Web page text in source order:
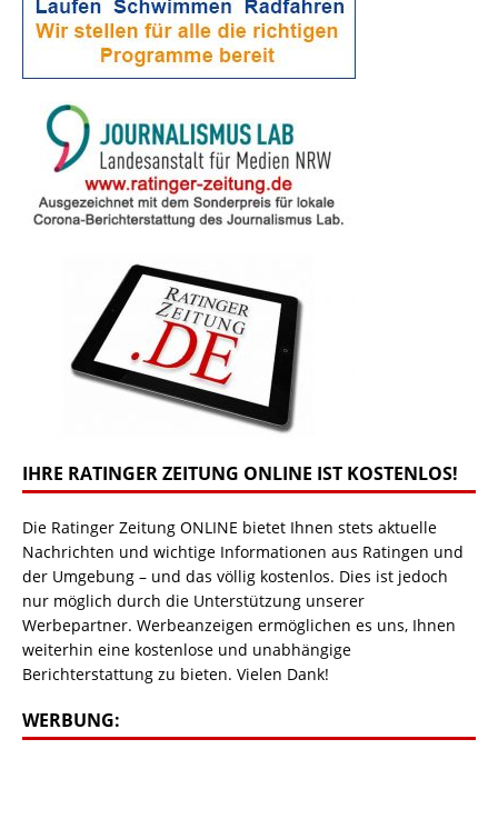
IHRE RATINGER ZEITUNG ONLINE IST KOSTENLOS!
Die Ratinger Zeitung ONLINE bietet Ihnen stets aktuelle
Nachrichten und wichtige Informationen aus Ratingen und
der Umgebung – und das völlig kostenlos. Dies ist jedoch
nur möglich durch die Unterstützung unserer
Werbepartner. Werbeanzeigen ermöglichen es uns, Ihnen
weiterhin eine kostenlose und unabhängige
Berichterstattung zu bieten. Vielen Dank!
WERBUNG: